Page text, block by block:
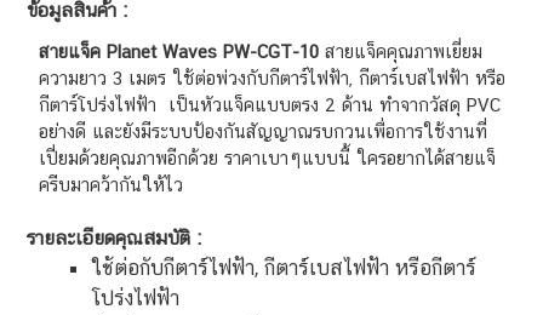
ข้อมูลสินค้า :
สายแจ็ค Planet Waves PW-CGT-10 สายแจ็คคุณภาพเยี่ยม
ความยาว 3 เมตร ใช้ต่อพ่วงกับกีตาร์ไฟฟ้า, กีตาร์เบสไฟฟ้า หรือ
กีตาร์โปร่งไฟฟ้า เป็นหัวแจ็คแบบตรง 2 ด้าน ทำจากวัสดุ PVC
อย่างดี และยังมีระบบป้องกันสัญญาณรบกวนเพื่อการใช้งานที่
เปี่ยมด้วยคุณภาพอีกด้วย ราคาเบาๆแบบนี้ ใครอยากได้สายแจ็
ครีบมาคว้ากันให้ไว
รายละเอียดคุณสมบัติ :
ใช้ต่อกับกีตาร์ไฟฟ้า, กีตาร์เบสไฟฟ้า หรือกีตาร์
โปร่งไฟฟ้า